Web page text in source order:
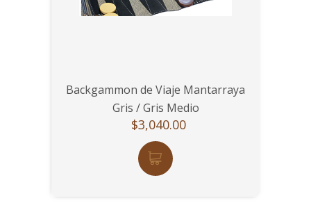
Backgammon de Viaje Mantarraya
Gris / Gris Medio
$3,040.00